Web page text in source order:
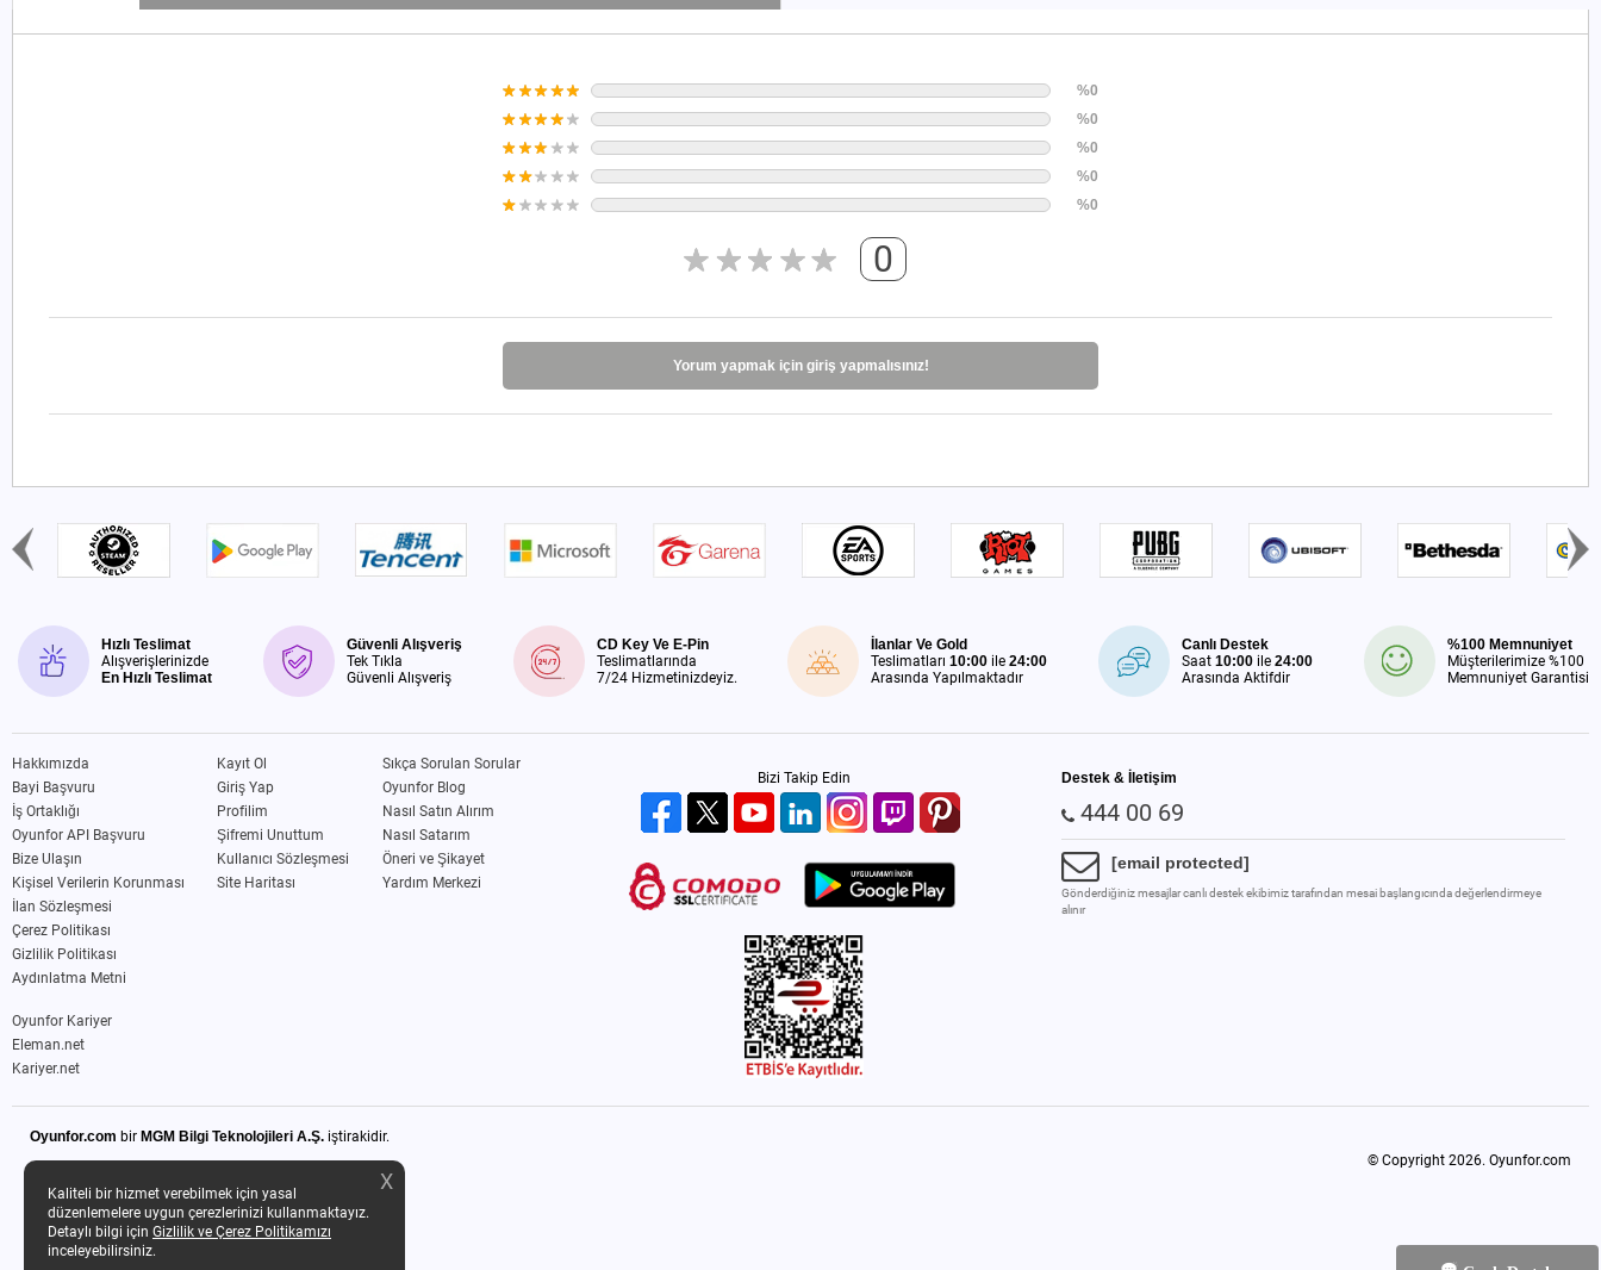
X
Kaliteli bir hizmet verebilmek için yasal
düzenlemelere uygun çerezlerinizi kullanmaktayız.
Detaylı bilgi için Gizlilik ve Çerez Politikamızı
inceleyebilirsiniz.
%0
%0
%0
%0
%0
0
Yorum yapmak için giriş yapmalısınız!
Hızlı Teslimat
Alışverişlerinizde
En Hızlı Teslimat
Güvenli Alışveriş
Tek Tıkla
Güvenli Alışveriş
CD Key Ve E-Pin
Teslimatlarında
7/24 Hizmetinizdeyiz.
İlanlar Ve Gold
Teslimatları10:00 ile24:00
Arasında Yapılmaktadır
Canlı Destek
Saat10:00 ile24:00
Arasında Aktifdir
%100 Memnuniyet
Müşterilerimize %100
Memnuniyet Garantisi
Hakkımızda
Bayi Başvuru
İş Ortaklığı
Oyunfor API Başvuru
Bize Ulaşın
Kişisel Verilerin Korunması
İlan Sözleşmesi
Çerez Politikası
Gizlilik Politikası
Aydınlatma Metni
Kayıt Ol
Giriş Yap
Profilim
Şifremi Unuttum
Kullanıcı Sözleşmesi
Site Haritası
Sıkça Sorulan Sorular
Oyunfor Blog
Nasıl Satın Alırım
Nasıl Satarım
Öneri ve Şikayet
Yardım Merkezi
Oyunfor Kariyer
Eleman.net
Kariyer.net
Bizi Takip Edin Destek & İletişim
444 00 69
[email protected]
Gönderdiğiniz mesajlar canlı destek ekibimiz tarafından mesai başlangıcında değerlendirmeye
alınır
Oyunfor.com bir MGM Bilgi Teknolojileri A.Ş. iştirakidir.
© Copyright 2026. Oyunfor.com